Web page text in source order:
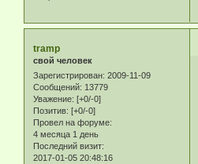
tramp
свой человек
Зарегистрирован: 2009-11-09
Сообщений: 13779
Уважение: [+0/-0]
Позитив: [+0/-0]
Провел на форуме:
4 месяца 1 день
Последний визит:
2017-01-05 20:48:16